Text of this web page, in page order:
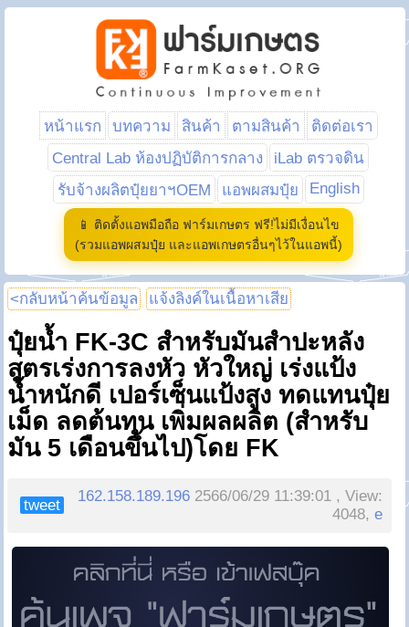
หน้าแรก บทความ สินค้า ตามสินค้า
ติดต่อเรา
Central Lab ห้องปฏิบัติการกลาง
iLab ตรวจดิน
รับจ้างผลิตปุ๋ยยาฯOEM
แอพผสมปุ๋ย English
📱 ติดตั้งแอพมือถือ ฟาร์มเกษตร ฟรี!ไม่มีเงื่อนไข
(รวมแอพผสมปุ๋ย และแอพเกษตรอื่นๆไว้ในแอพนี้)
<กลับหน้าค้นข้อมูล แจ้งลิงค์ในเนื้อหาเสีย
ปุ๋ยน้ำ FK-3C สำหรับมันสำปะหลัง
สูตรเร่งการลงหัว หัวใหญ่ เร่งแป้ง
น้ำหนักดี เปอร์เซ็นแป้งสูง ทดแทนปุ๋ย
เม็ด ลดต้นทุน เพิ่มผลผลิต (สำหรับ
มัน 5 เดือนขึ้นไป)โดย FK
tweet
162.158.189.196 2566/06/29 11:39:01 , View:
4048,e